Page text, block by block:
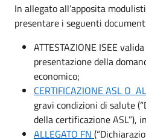
In allegato all’apposita
presentare i seguenti
ATTESTAZIONE ISEE
presentazione della
economico;
CERTIFICAZIONE ASL O
gravi condizioni di salute
della certificazione ASL”),
ALLEGATO FN